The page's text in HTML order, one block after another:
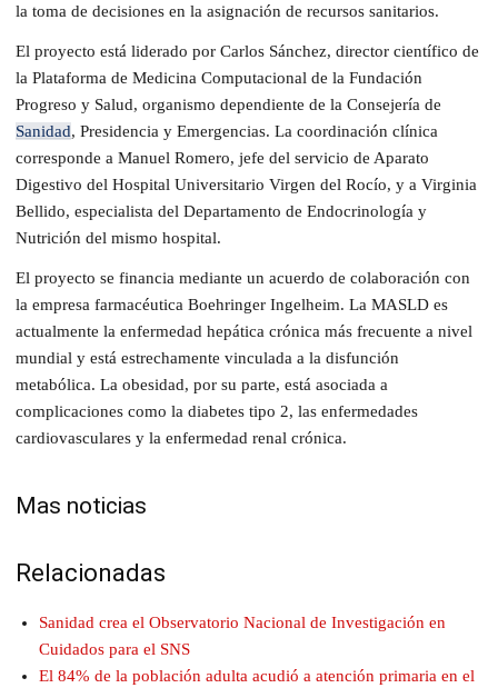
la toma de decisiones en la asignación de recursos sanitarios.
El proyecto está liderado por Carlos Sánchez, director científico de
la Plataforma de Medicina Computacional de la Fundación
Progreso y Salud, organismo dependiente de la Consejería de
Sanidad, Presidencia y Emergencias. La coordinación clínica
corresponde a Manuel Romero, jefe del servicio de Aparato
Digestivo del Hospital Universitario Virgen del Rocío, y a Virginia
Bellido, especialista del Departamento de Endocrinología y
Nutrición del mismo hospital.
El proyecto se financia mediante un acuerdo de colaboración con
la empresa farmacéutica Boehringer Ingelheim. La MASLD es
actualmente la enfermedad hepática crónica más frecuente a nivel
mundial y está estrechamente vinculada a la disfunción
metabólica. La obesidad, por su parte, está asociada a
complicaciones como la diabetes tipo 2, las enfermedades
cardiovasculares y la enfermedad renal crónica.
Mas noticias
Relacionadas
Sanidad crea el Observatorio Nacional de Investigación en
Cuidados para el SNS
El 84% de la población adulta acudió a atención primaria en el